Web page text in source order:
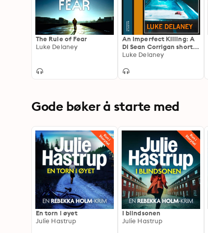
The Rule of Fear
Luke Delaney
An Imperfect Killing: A
DI Sean Corrigan short
story
Luke Delaney
Gode bøker å starte med
En torn i øyet
Julie Hastrup
I blindsonen
Julie Hastrup